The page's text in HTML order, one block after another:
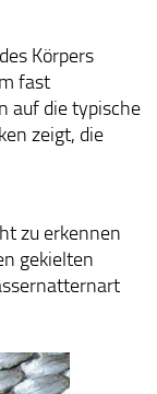
Körpers
fast
auf die typische
zeigt, die
zu erkennen
gekielten